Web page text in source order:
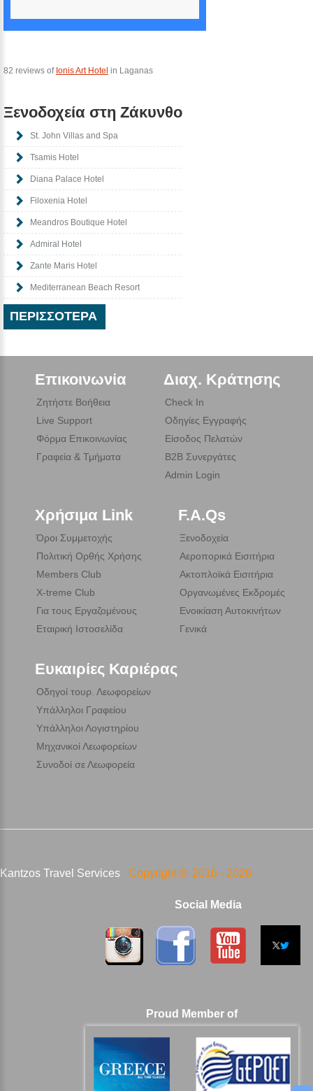
82 reviews of Ionis Art Hotel in Laganas
Ξενοδοχεία στη Ζάκυνθο
St. John Villas and Spa
Tsamis Hotel
Diana Palace Hotel
Filoxenia Hotel
Meandros Boutique Hotel
Admiral Hotel
Zante Maris Hotel
Mediterranean Beach Resort
ΠΕΡΙΣΣΌΤΕΡΑ
Επικοινωνία
Ζητήστε Βοήθεια
Live Support
Φόρμα Επικοινωνίας
Γραφεία & Τμήματα
Διαχ. Κράτησης
Check In
Οδηγίες Εγγραφής
Είσοδος Πελατών
B2B Συνεργάτες
Admin Login
Χρήσιμα Link
Όροι Συμμετοχής
Πολιτική Ορθής Χρήσης
Members Club
X-treme Club
Για τους Εργαζομένους
Εταιρική Ιστοσελίδα
F.A.Qs
Ξενοδοχεία
Αεροπορικά Εισιτήρια
Ακτοπλοϊκά Εισιτήρια
Οργανωμένες Εκδρομές
Ενοικίαση Αυτοκινήτων
Γενικά
Ευκαιρίες Καριέρας
Οδηγοί τουρ. Λεωφορείων
Υπάλληλοι Γραφείου
Υπάλληλοι Λογιστηρίου
Μηχανικοί Λεωφορείων
Συνοδοί σε Λεωφορεία
Kantzos Travel Services Copyright © 2016 - 2026
Social Media
Proud Member of